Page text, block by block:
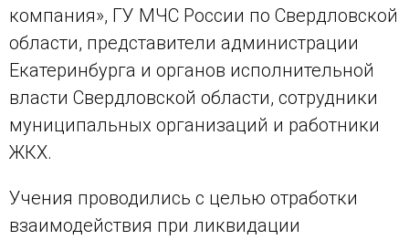
компания», ГУ МЧС России по Свердловской
области, представители администрации
Екатеринбурга и органов исполнительной
власти Свердловской области, сотрудники
муниципальных организаций и работники
ЖКХ.
Учения проводились с целью отработки
взаимодействия при ликвидации